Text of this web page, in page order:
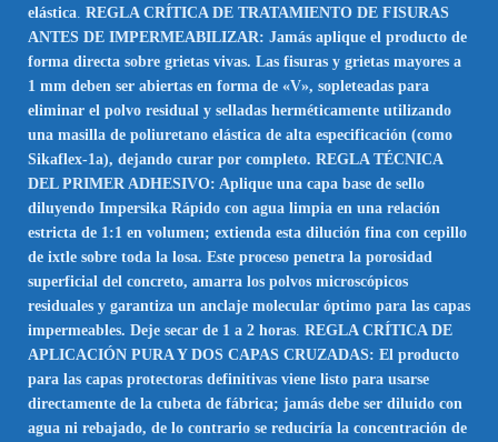
elástica. REGLA CRÍTICA DE TRATAMIENTO DE FISURAS
ANTES DE IMPERMEABILIZAR: Jamás aplique el producto de
forma directa sobre grietas vivas. Las fisuras y grietas mayores a
1 mm deben ser abiertas en forma de «V», sopleteadas para
eliminar el polvo residual y selladas herméticamente utilizando
una masilla de poliuretano elástica de alta especificación (como
Sikaflex-1a), dejando curar por completo. REGLA TÉCNICA
DEL PRIMER ADHESIVO: Aplique una capa base de sello
diluyendo Impersika Rápido con agua limpia en una relación
estricta de 1:1 en volumen; extienda esta dilución fina con cepillo
de ixtle sobre toda la losa. Este proceso penetra la porosidad
superficial del concreto, amarra los polvos microscópicos
residuales y garantiza un anclaje molecular óptimo para las capas
impermeables. Deje secar de 1 a 2 horas. REGLA CRÍTICA DE
APLICACIÓN PURA Y DOS CAPAS CRUZADAS: El producto
para las capas protectoras definitivas viene listo para usarse
directamente de la cubeta de fábrica; jamás debe ser diluido con
agua ni rebajado, de lo contrario se reduciría la concentración de